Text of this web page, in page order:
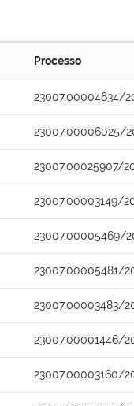
Processo
23007.00004634/
23007.00006025/
23007.00025907/
23007.00003149/
23007.00005469/
23007.00005481/
23007.00003483/
23007.00001446/
23007.00003160/